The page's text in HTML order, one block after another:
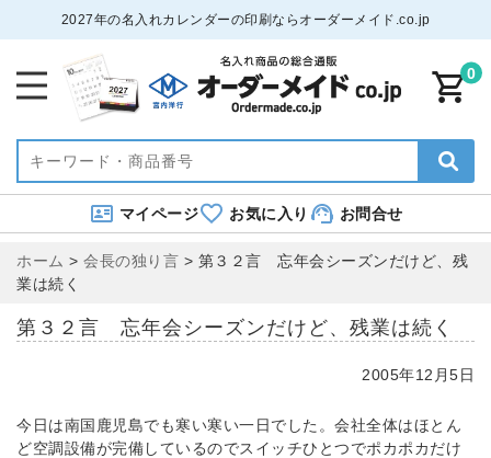
2027年の名入れカレンダーの印刷ならオーダーメイド.co.jp
0
マイページ お気に入り お問合せ
ホーム > 会長の独り言 > 第３２言 忘年会シーズンだけど、残
業は続く
第３２言 忘年会シーズンだけど、残業は続く
2005年12月5日
今日は南国鹿児島でも寒い寒い一日でした。会社全体はほとん
ど空調設備が完備しているのでスイッチひとつでポカポカだけ